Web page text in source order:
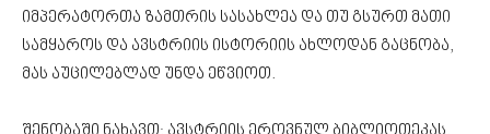
იმპერატორთა ზამთრის სასახლეა და თუ გსურთ მათი
სამყაროს და ავსტრიის ისტორიის ახლოდან გაცნობა,
მას აუცილებლად უნდა ეწვიოთ.